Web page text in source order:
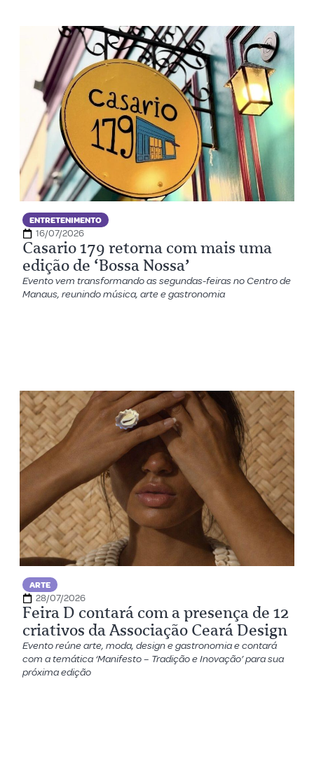
ENTRETENIMENTO
16/07/2026
Casario 179 retorna com mais uma
edição de ‘Bossa Nossa’
Evento vem transformando as segundas-feiras no Centro de
Manaus, reunindo música, arte e gastronomia
ARTE
28/07/2026
Feira D contará com a presença de 12
criativos da Associação Ceará Design
Evento reúne arte, moda, design e gastronomia e contará
com a temática ‘Manifesto – Tradição e Inovação’ para sua
próxima edição